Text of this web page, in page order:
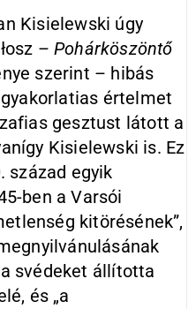
Kisielewski úgy
– Pohárköszöntő
szerint – hibás
értelmet
gesztust látott a
Kisielewski is. Ez
század egyik
ben a Varsói
kitörésének”,
svédeket állította
és „a